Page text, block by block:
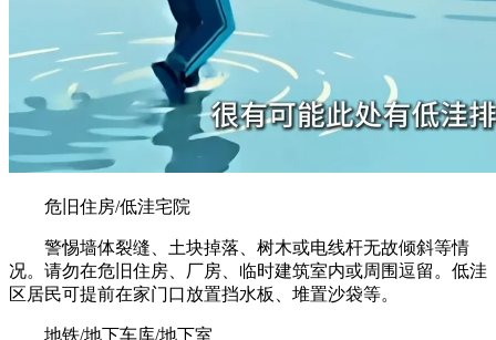
危旧住房/低洼宅院
警惕墙体裂缝、土块掉落、树木或电线杆无故倾斜等情
况。请勿在危旧住房、厂房、临时建筑室内或周围逗留。低洼
区居民可提前在家门口放置挡水板、堆置沙袋等。
地铁/地下车库/地下室